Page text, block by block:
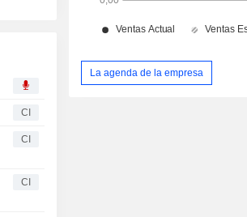
CI
CI
CI
La agenda de la empresa